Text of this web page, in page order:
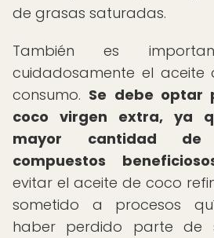
de grasas saturadas.
También es
cuidadosamente el
consumo. Se debe optar
coco virgen extra, ya
mayor cantidad
compuestos
evitar el aceite de coco
sometido a procesos
haber perdido parte de